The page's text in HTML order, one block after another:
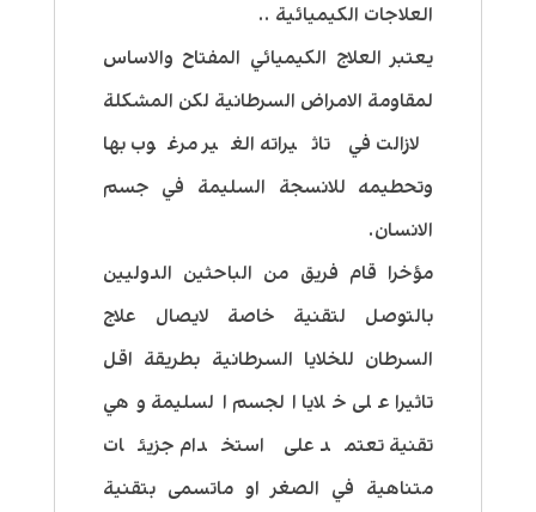
العلاجات الكيميائية ..
يعتبر العلاج الكيميائي المفتاح والاساس
لمقاومة الامراض السرطانية لكن المشكلة
لازالت في تاثيراته الغير مرغوب بها
وتحطيمه للانسجة السليمة في جسم
الانسان.
مؤخرا قام فريق من الباحثين الدوليين
بالتوصل لتقنية خاصة لايصال علاج
السرطان للخلايا السرطانية بطريقة اقل
تاثيرا على خلايا الجسم السليمة وهي
تقنية تعتمد على استخدام جزيئات
متناهية في الصغر او ماتسمى بتقنية